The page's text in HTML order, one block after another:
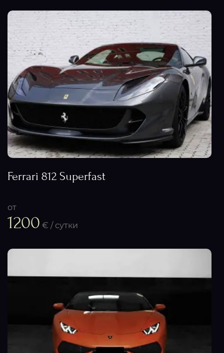
Ferrari 812 Superfast
от
1200 € / сутки